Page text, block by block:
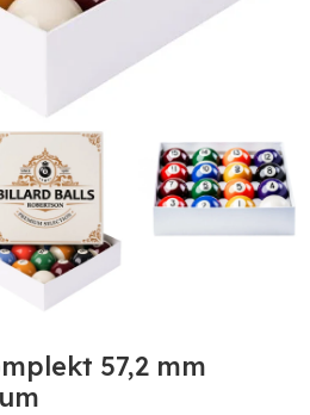
57,2 mm